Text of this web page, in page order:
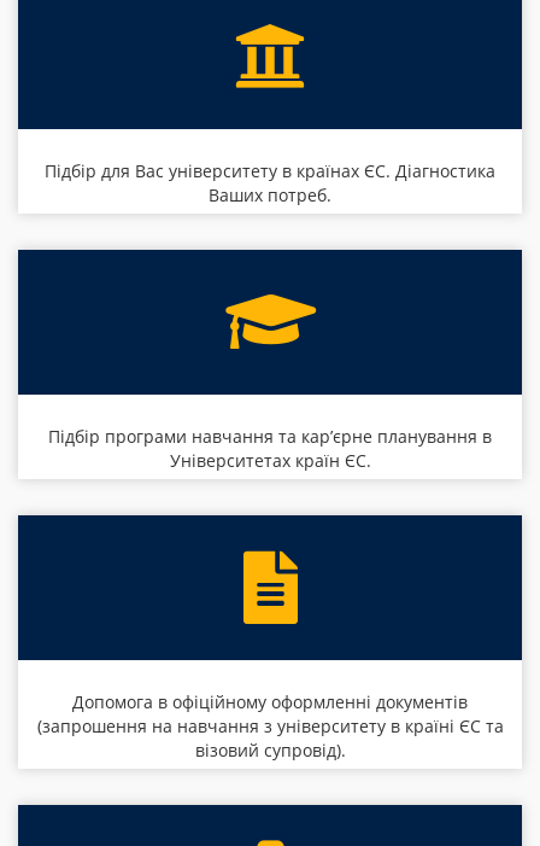
Підбір для Вас університету в країнах ЄС. Діагностика
Ваших потреб.
Підбір програми навчання та кар’єрне планування в
Університетах країн ЄС.
Допомога в офіційному оформленні документів
(запрошення на навчання з університету в країні ЄС та
візовий супровід).